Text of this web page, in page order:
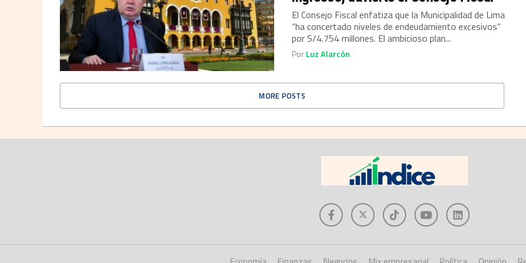
El Consejo Fiscal enfatiza que la Municipalidad de Lima
“ha concertado niveles de endeudamiento excesivos”
por S/4.754 millones. El ambicioso plan...
PorLuz Alarcón
MORE POSTS